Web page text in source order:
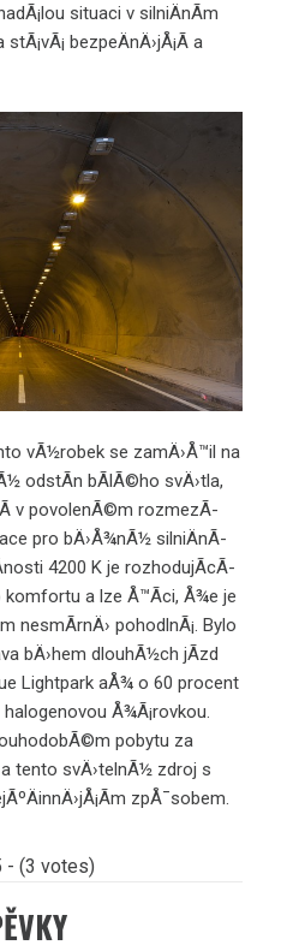
situaci v silniÄnÃ­m
bezpeÄnÄ›jÅ¡Ã­ a
vÃ½robek se zamÄ›Å™il na
odstÃ­n bÃ­lÃ©ho svÄ›tla,
v povolenÃ©m rozmezÃ­
pro bÄ›Å¾nÃ½ silniÄnÃ­
4200 K je rozhodujÃ­cÃ­
komfortu a lze Å™Ã­ci, Å¾e je
nesmÃ­rnÄ› pohodlnÃ¡. Bylo
bÄ›hem dlouhÃ½ch jÃ­zd
Lightpark aÅ¾ o 60 procent
Å¾Ã¡rovkou.
pobytu za
tento svÄ›telnÃ½ zdroj s
zpÅ¯sobem.
- (3 votes)